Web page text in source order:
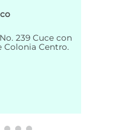
239 Cuce con
Colonia Centro.